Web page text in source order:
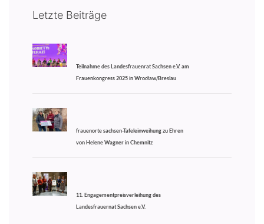
Letzte Beiträge
Teilnahme des Landesfrauenrat Sachsen e.V. am
Frauenkongress 2025 in Wrocław/Breslau
frauenorte sachsen-Tafeleinweihung zu Ehren
von Helene Wagner in Chemnitz
11. Engagementpreisverleihung des
Landesfrauernat Sachsen e.V.